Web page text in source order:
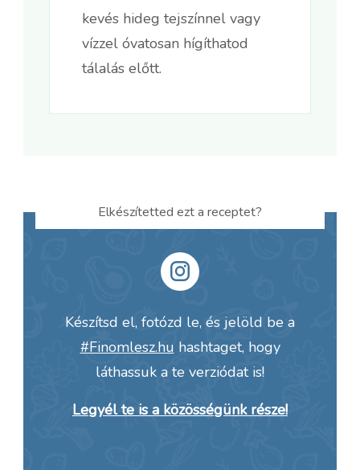
kevés hideg tejszínnel vagy
vízzel óvatosan hígíthatod
tálalás előtt.
Elkészítetted ezt a receptet?
Készítsd el, fotózd le, és jelöld be a
#Finomlesz.hu hashtaget, hogy
láthassuk a te verziódat is!
Legyél te is a közösségünk része!